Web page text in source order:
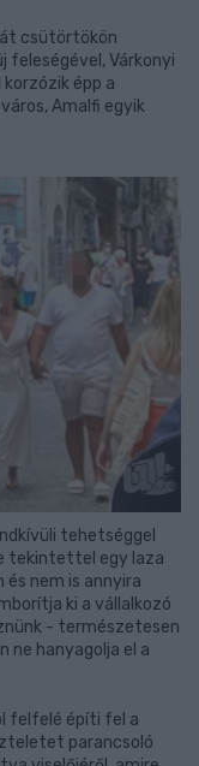
csütörtökön
Várkonyi
épp a
Amalfi egyik
tehetséggel
tekintettel egy laza
nem is annyira
ki a vállalkozó
- természetesen
ne hanyagolja el a
felfelé építi fel a
parancsoló